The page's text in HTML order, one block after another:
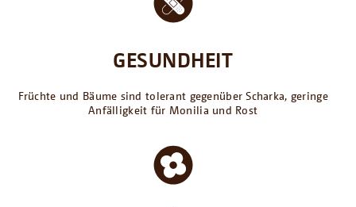
GESUNDHEIT
Früchte und Bäume sind tolerant gegenüber Scharka, geringe
Anfälligkeit für Monilia und Rost